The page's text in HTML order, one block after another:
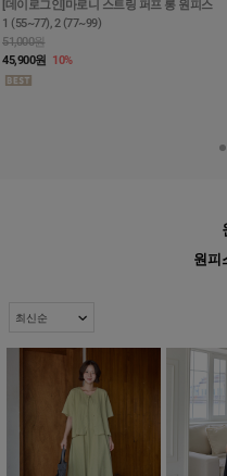
[데이로그인]마로니 스트링 퍼프 롱 원피스
1 (55~77), 2 (77~99)
51,000원
45,900원 10%
원피